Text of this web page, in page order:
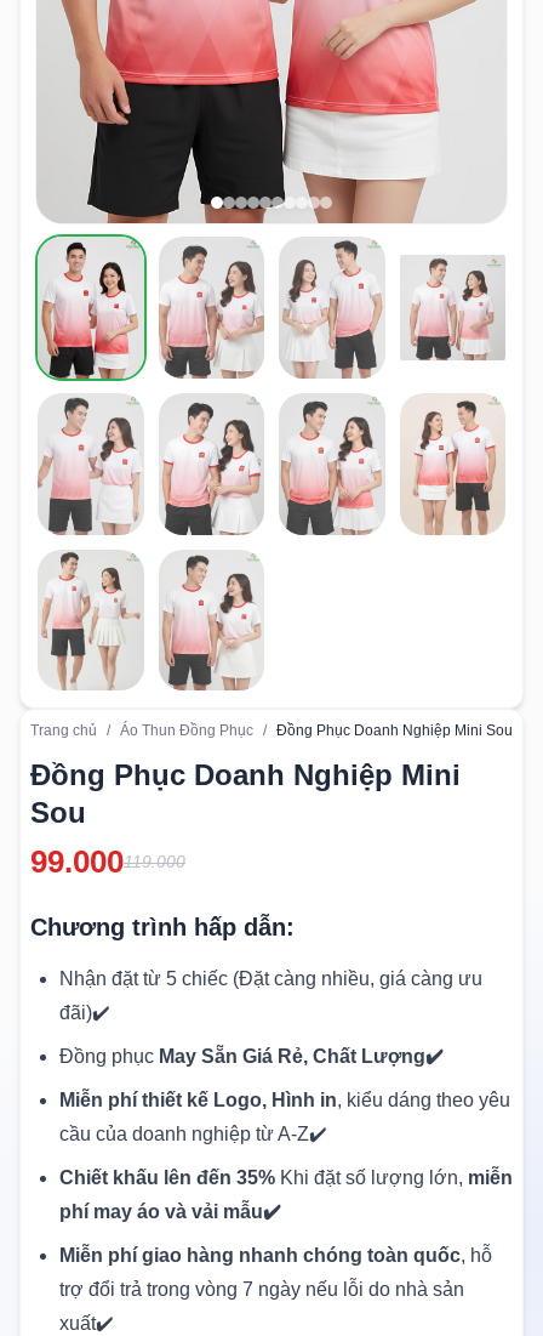
Trang chủ / Áo Thun Đồng Phục / Đồng Phục Doanh Nghiệp Mini Sou
Đồng Phục Doanh Nghiệp Mini
Sou
99.000119.000
Chương trình hấp dẫn:
Nhận đặt từ 5 chiếc (Đặt càng nhiều, giá càng ưu
đãi)✔️
Đồng phục May Sẵn Giá Rẻ, Chất Lượng✔️
Miễn phí thiết kế Logo, Hình in, kiểu dáng theo yêu
cầu của doanh nghiệp từ A-Z✔️
Chiết khấu lên đến 35% Khi đặt số lượng lớn, miễn
phí may áo và vải mẫu✔️
Miễn phí giao hàng nhanh chóng toàn quốc, hỗ
trợ đổi trả trong vòng 7 ngày nếu lỗi do nhà sản
xuất✔️